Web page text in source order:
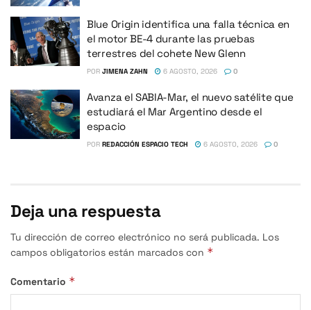
Blue Origin identifica una falla técnica en
el motor BE-4 durante las pruebas
terrestres del cohete New Glenn
POR JIMENA ZAHN 6 AGOSTO, 2026 0
Avanza el SABIA-Mar, el nuevo satélite que
estudiará el Mar Argentino desde el
espacio
POR REDACCIÓN ESPACIO TECH 6 AGOSTO, 2026 0
Deja una respuesta
Tu dirección de correo electrónico no será publicada. Los
campos obligatorios están marcados con *
Comentario *